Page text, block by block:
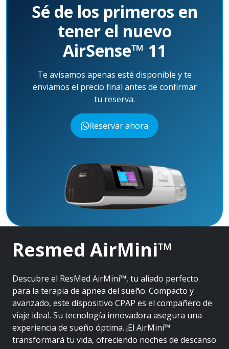
Sé de los primeros en
tener el nuevo
AirSense™ 11
Te avisamos apenas esté disponible y te
enviamos el precio final antes de confirmar
tu reserva.
Reservar ahora
Resmed AirMini™
Descubre el ResMed AirMini™, tu aliado perfecto
para la terapia de apnea del sueño. Compacto y
avanzado, este dispositivo CPAP es el compañero de
viaje ideal. Su tecnología innovadora asegura una
experiencia de sueño óptima. ¡El AirMini™
transformará tu vida, ofreciendo noches de descanso